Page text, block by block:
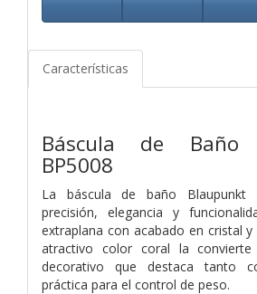
Características
Báscula de Baño
BP5008
La báscula de baño Blaupunkt
precisión, elegancia y
extraplana con acabado en cristal y
atractivo color coral la
decorativo que destaca tanto
práctica para el control de peso.